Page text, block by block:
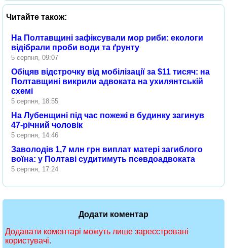
Читайте також:
На Полтавщині зафіксували мор риби: екологи
відібрали проби води та ґрунту
5 серпня, 09:07
Обіцяв відстрочку від мобілізації за $11 тисяч: на
Полтавщині викрили адвоката на ухилянтській
схемі
5 серпня, 18:55
На Лубенщині під час пожежі в будинку загинув
47-річний чоловік
5 серпня, 14:46
Заволодів 1,7 млн грн виплат матері загиблого
воїна: у Полтаві судитимуть псевдоадвоката
5 серпня, 17:24
Додати коментар
Додавати коментарі можуть лише зареєстровані
користувачі.